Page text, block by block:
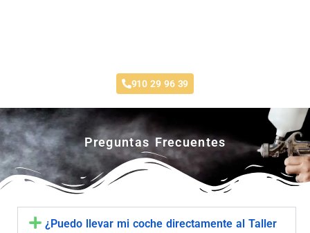
910 29 96 39
Preguntas Frecuentes
¿Puedo llevar mi coche directamente al Taller